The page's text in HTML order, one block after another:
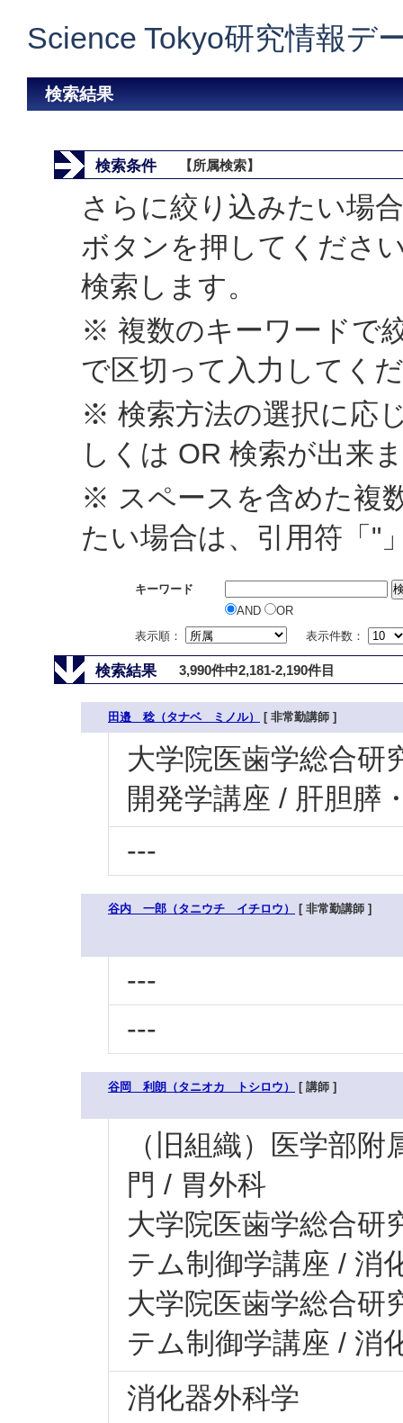
Science Tokyo研究情報デ
検索結果
検索条件 【所属検索】
さらに絞り込みたい場
ボタンを押してくださ
検索します。
※ 複数のキーワードで
で区切って入力してく
※ 検索方法の選択に応
しくは OR 検索が出来
※ スペースを含めた複
たい場合は、引用符「"
キーワード
AND
OR
表示順：
表示件数：
検索結果 3,990件中2,181-2,190件目
田邉 稔（タナベ ミノル） [ 非常勤講師 ]
大学院医歯学総合研
開発学講座 / 肝胆膵
---
谷内 一郎（タニウチ イチロウ） [ 非常勤講師 ]
---
---
谷岡 利朗（タニオカ トシロウ） [ 講師 ]
（旧組織）医学部
門 / 胃外科
大学院医歯学総合研
テム制御学講座 / 消
大学院医歯学総合研
テム制御学講座 / 消
消化器外科学